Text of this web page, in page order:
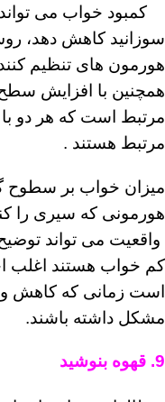
کمبود خواب می
سوزانید کاهش دهد،
هورمون های تنظیم
همچنین با افزایش
مرتبط هستند .
میزان خواب بر سطوح
هورمونی که سیری را
واقعیت می تواند
کم خواب هستند
است زمانی که کاهش
مشکل داشته باشند.
9. قهوه بنوشید